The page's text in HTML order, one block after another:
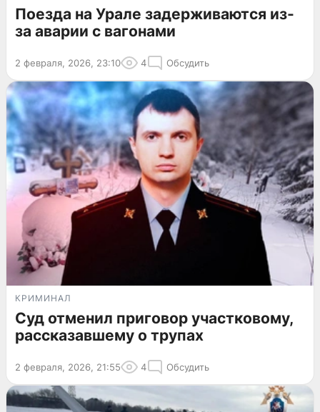
Поезда на Урале задерживаются из-
за аварии с вагонами
2 февраля, 2026, 23:10 4 Обсудить
КРИМИНАЛ
Суд отменил приговор участковому,
рассказавшему о трупах
2 февраля, 2026, 21:55 4 Обсудить